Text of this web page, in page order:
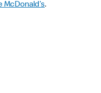
McDonald’s.